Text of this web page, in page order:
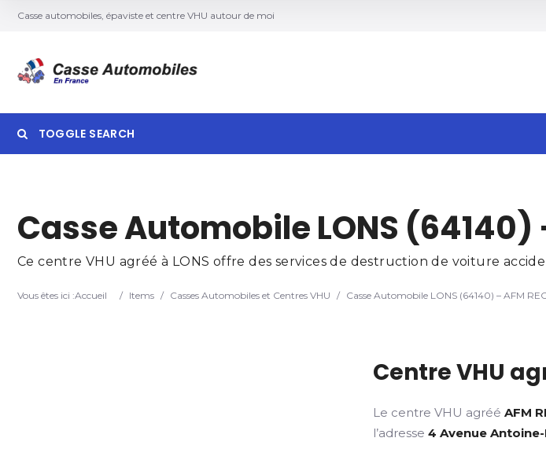
Casse automobiles, épaviste et centre VHU autour de moi
TOGGLE SEARCH
Search
Casse Automobile LONS (64140)
Ce centre VHU agréé à LONS offre des services de destruction de voiture
Vous êtes ici :Accueil / Items / Casses Automobiles et Centres VHU / Casse Automobile LONS (64140) – AFM
Centre VHU
Le centre VHU agrééAFM
l’adresse4 Avenue